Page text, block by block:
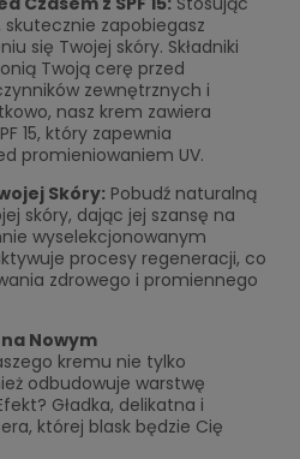
zapobiegasz
się Twojej skóry. Składniki
Twoją cerę przed
zewnętrznych i
nasz krem zawiera
15, który zapewnia
promieniowaniem UV.
Skóry: Pobudź naturalną
skóry, dając jej szansę na
wyselekcjonowanym
procesy regeneracji, co
zdrowego i promiennego
Nowym
kremu nie tylko
odbudowuje warstwę
Gładka, delikatna i
której blask będzie Cię